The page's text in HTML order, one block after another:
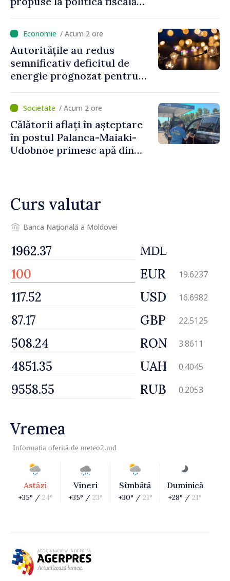
venit
/ Acum 2 ore
Autoritățile au redus
semnificativ deficitul de
energie prognozat pentru
/ Acum 2 ore
Călătorii aflați în așteptare
în postul Palanca-Maiaki-
Udobnoe primesc apă din
Curs valutar
Banca Națională a Moldovei
MDL
EUR 19.6237
USD 16.6982
GBP 22.5125
RON 3.8611
UAH 0.4045
RUB 0.2053
Vremea
Informația oferită de meteo2.md
Astăzi
+35° / 24°
Vineri
+35° / 23°
Sîmbătă
+30° / 21°
Duminică
+28° / 21°